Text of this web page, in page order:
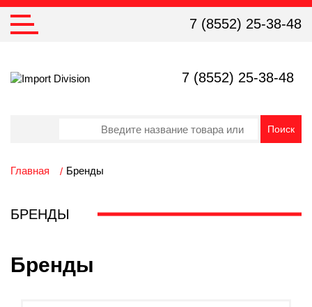
7 (8552) 25-38-48
7 (8552) 25-38-48
Главная Бренды
БРЕНДЫ
Бренды